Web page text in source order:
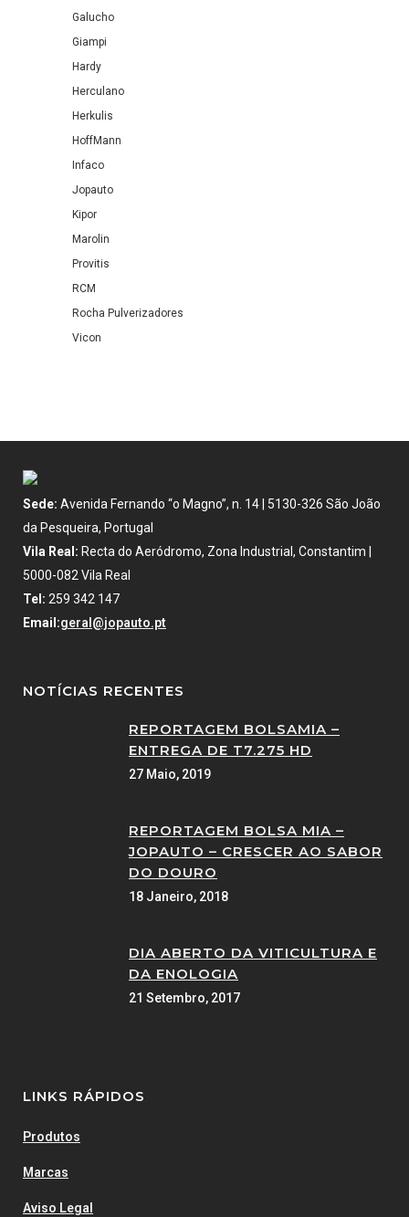
Galucho
Giampi
Hardy
Herculano
Herkulis
HoffMann
Infaco
Jopauto
Kipor
Marolin
Provitis
RCM
Rocha Pulverizadores
Vicon
Sede: Avenida Fernando “o Magno”, n. 14 | 5130-326 São João
da Pesqueira, Portugal
Vila Real: Recta do Aeródromo, Zona Industrial, Constantim |
5000-082 Vila Real
Tel: 259 342 147
Email:geral@jopauto.pt
NOTÍCIAS RECENTES
REPORTAGEM BOLSAMIA –
ENTREGA DE T7.275 HD
27 Maio, 2019
REPORTAGEM BOLSA MIA –
JOPAUTO – CRESCER AO SABOR
DO DOURO
18 Janeiro, 2018
DIA ABERTO DA VITICULTURA E
DA ENOLOGIA
21 Setembro, 2017
LINKS RÁPIDOS
Produtos
Marcas
Aviso Legal